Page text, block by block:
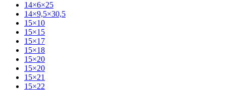
14×6×25
14×9,5×30,5
15×10
15×15
15×17
15×18
15×20
15×20
15×21
15×22